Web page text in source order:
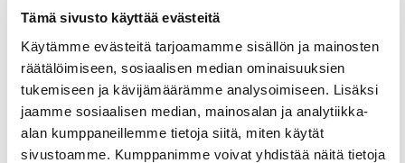
Tämä sivusto käyttää evästeitä
Käytämme evästeitä tarjoamamme sisällön ja mainosten
räätälöimiseen, sosiaalisen median ominaisuuksien
tukemiseen ja kävijämäärämme analysoimiseen. Lisäksi
jaamme sosiaalisen median, mainosalan ja analytiikka-
alan kumppaneillemme tietoja siitä, miten käytät
sivustoamme. Kumppanimme voivat yhdistää näitä tietoja
vaatimus
koronatoimill
e